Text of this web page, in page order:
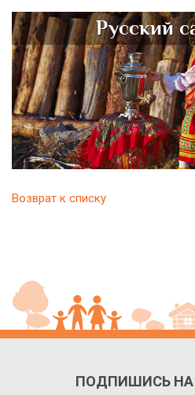
Русский
Возврат к списку
ПОДПИШИСЬ НА